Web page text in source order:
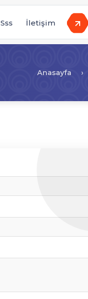
Sss İletişim
Anasayfa